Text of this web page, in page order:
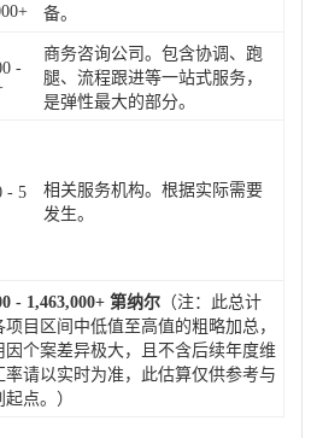
备。
-
商务咨询公司。包含协调、跑
腿、流程跟进等一站式服务，
是弹性最大的部分。
- 5
相关服务机构。根据实际需要
发生。
- 1,463,000+ 第纳尔 （注：此总计
项目区间中低值至高值的粗略加总，
因个案差异极大，且不含后续年度维
率请以实时为准，此估算仅供参考与
点。）